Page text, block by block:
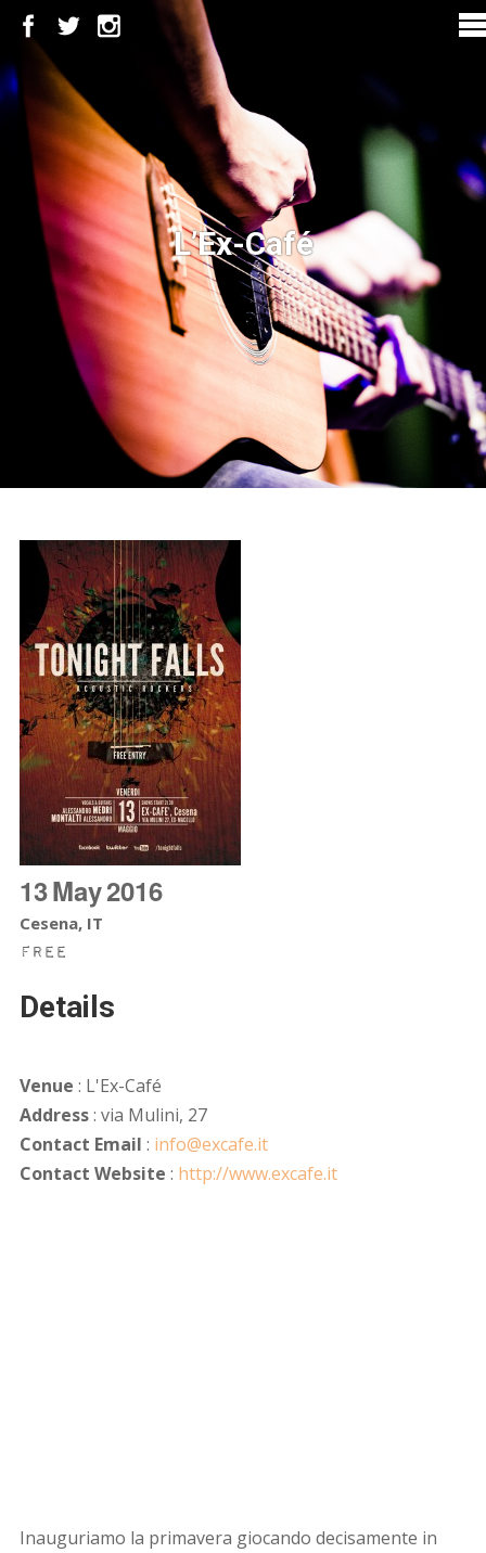
L’Ex-Café
13May2016
Cesena, IT
Free
Details
Venue : L'Ex-Café
Address: via Mulini, 27
Contact Email : info@excafe.it
Contact Website : http://www.excafe.it
Inauguriamo la primavera giocando decisamente in